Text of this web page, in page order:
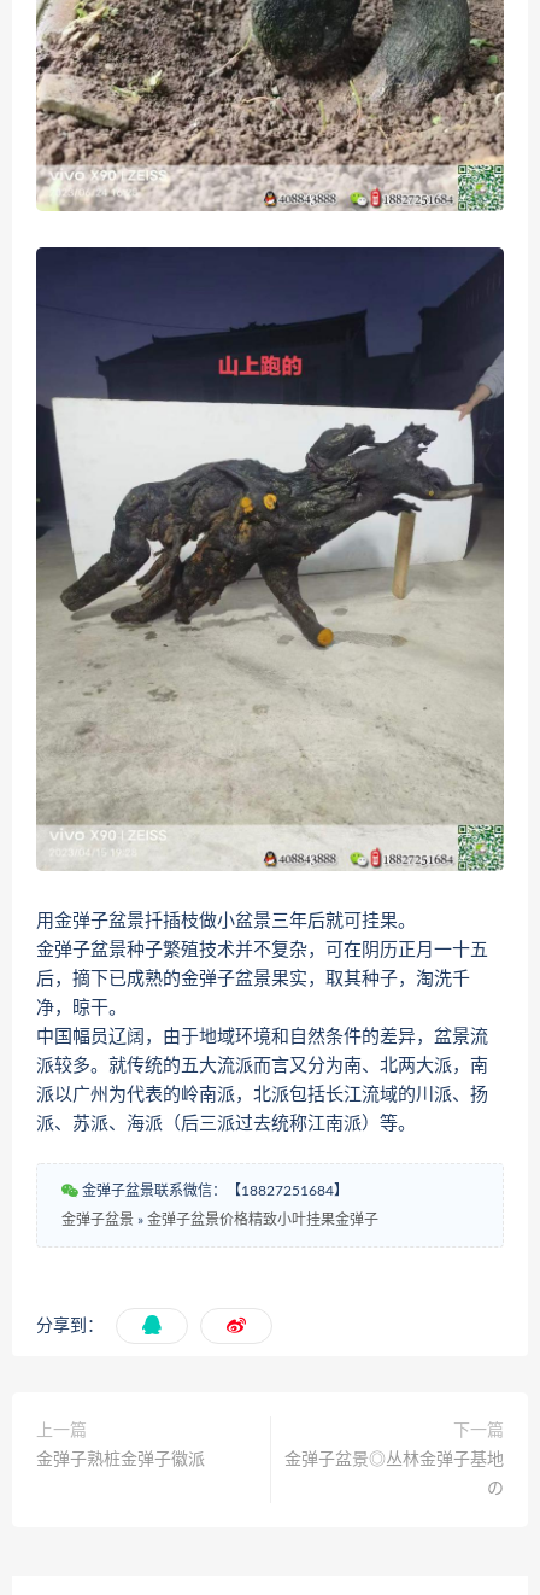
用金弹子盆景扦插枝做小盆景三年后就可挂果。
金弹子盆景种子繁殖技术并不复杂，可在阴历正月一十五
后，摘下已成熟的金弹子盆景果实，取其种子，淘洗千
净，晾干。
中国幅员辽阔，由于地域环境和自然条件的差异，盆景流
派较多。就传统的五大流派而言又分为南、北两大派，南
派以广州为代表的岭南派，北派包括长江流域的川派、扬
派、苏派、海派（后三派过去统称江南派）等。
金弹子盆景联系微信：【18827251684】
金弹子盆景 » 金弹子盆景价格精致小叶挂果金弹子
分享到：
上一篇
金弹子熟桩金弹子徽派
下一篇
金弹子盆景◎丛林金弹子基地
の